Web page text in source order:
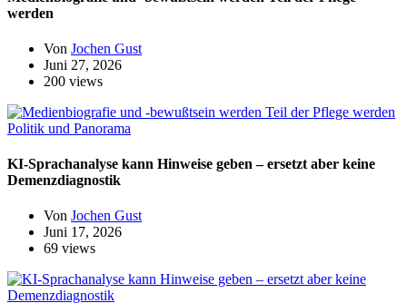
werden
Von Jochen Gust
Juni 27, 2026
200 views
Politik und Panorama
KI-Sprachanalyse kann Hinweise geben – ersetzt aber keine
Demenzdiagnostik
Von Jochen Gust
Juni 17, 2026
69 views